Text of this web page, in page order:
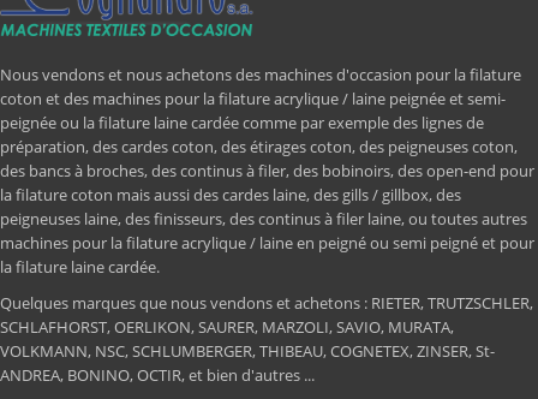
Nous vendons et nous achetons des machines d'occasion pour la filature
coton et des machines pour la filature acrylique / laine peignée et semi-
peignée ou la filature laine cardée comme par exemple des lignes de
préparation, des cardes coton, des étirages coton, des peigneuses coton,
des bancs à broches, des continus à filer, des bobinoirs, des open-end pour
la filature coton mais aussi des cardes laine, des gills / gillbox, des
peigneuses laine, des finisseurs, des continus à filer laine, ou toutes autres
machines pour la filature acrylique / laine en peigné ou semi peigné et pour
la filature laine cardée.
Quelques marques que nous vendons et achetons : RIETER, TRUTZSCHLER,
SCHLAFHORST, OERLIKON, SAURER, MARZOLI, SAVIO, MURATA,
VOLKMANN, NSC, SCHLUMBERGER, THIBEAU, COGNETEX, ZINSER, St-
ANDREA, BONINO, OCTIR, et bien d'autres ...